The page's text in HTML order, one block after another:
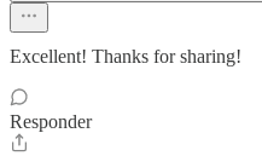
Excellent! Thanks for sharing!
Responder